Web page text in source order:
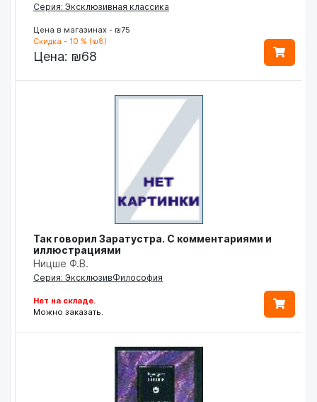
Серия: Эксклюзивная классика
Цена в магазинах - ₪75
Скидка - 10 % (₪8)
Цена: ₪68
Так говорил Заратустра. С комментариями и
иллюстрациями
Ницше Ф.В.
Серия: ЭксклюзивФилософия
Нет на складе.
Можно заказать.